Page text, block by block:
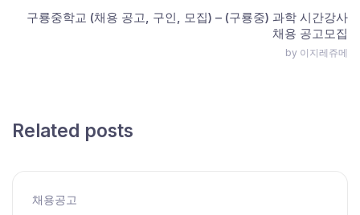
구룡중학교 (채용 공고, 구인, 모집) – (구룡중) 과학 시간강사
채용 공고모집
by 이지레쥬메
Related posts
채용공고